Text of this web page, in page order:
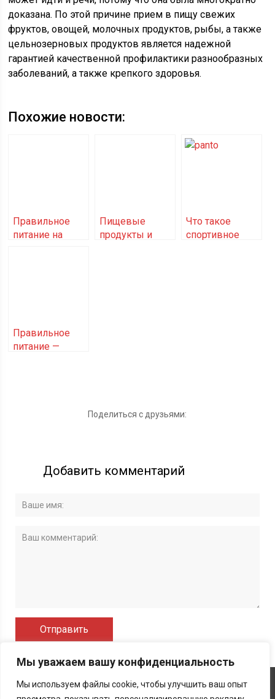
Мы уважаем вашу конфиденциальность
Мы используем файлы cookie, чтобы улучшить ваш опыт
доказана. По этой причине прием в пищу свежих
фруктов, овощей, молочных продуктов, рыбы, а также
цельнозерновых продуктов является надежной
гарантией качественной профилактики разнообразных
заболеваний, а также крепкого здоровья.
Похожие новости:
Правильное
питание на
Пищевые
продукты и
Что такое
спортивное
Правильное
питание —
Поделиться с друзьями:
Добавить комментарий